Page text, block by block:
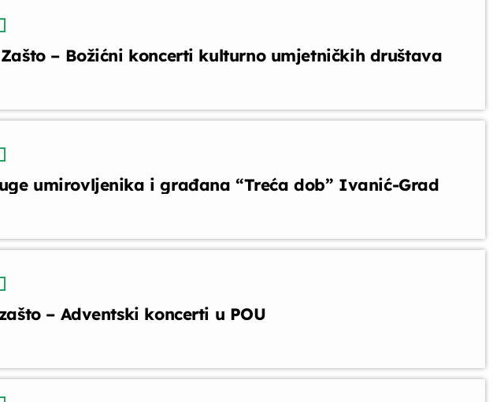
– Božićni koncerti kulturno umjetničkih društava
umirovljenika i građana “Treća dob” Ivanić-Grad
– Adventski koncerti u POU